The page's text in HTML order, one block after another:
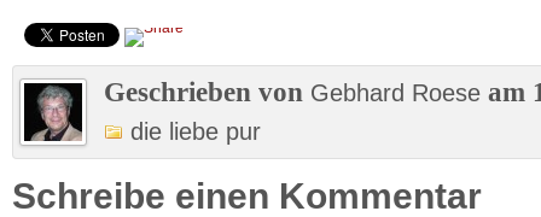
Geschrieben von Gebhard Roese am
die liebe pur
Schreibe einen Kommentar